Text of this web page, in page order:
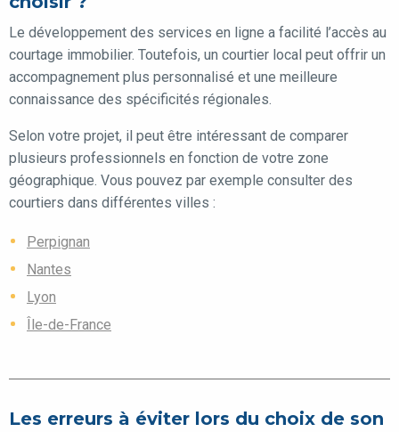
Le développement des services en ligne a facilité l’accès au
courtage immobilier. Toutefois, un courtier local peut offrir un
accompagnement plus personnalisé et une meilleure
connaissance des spécificités régionales.
Selon votre projet, il peut être intéressant de comparer
plusieurs professionnels en fonction de votre zone
géographique. Vous pouvez par exemple consulter des
courtiers dans différentes villes :
Perpignan
Nantes
Lyon
Île-de-France
Les erreurs à éviter lors du choix de son